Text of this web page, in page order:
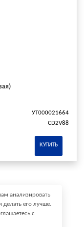
УТ000021664
CD2V88
КУПИТЬ
анализировать
делать его лучше.
с